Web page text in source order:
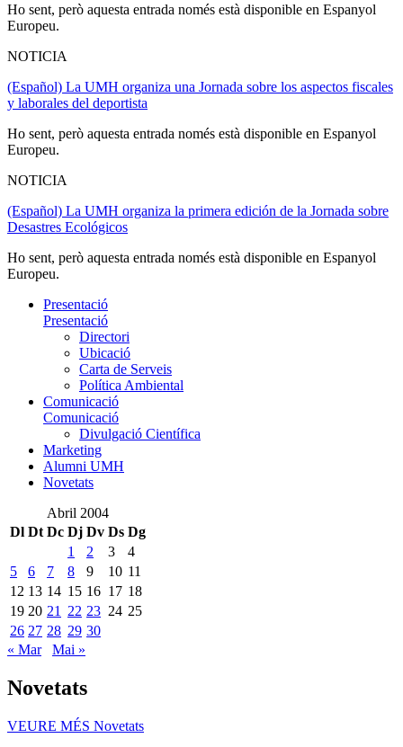
Ho sent, però aquesta entrada només està disponible en Espanyol
Europeu.
NOTICIA
(Español) La UMH organiza una Jornada sobre los aspectos fiscales
y laborales del deportista
Ho sent, però aquesta entrada només està disponible en Espanyol
Europeu.
NOTICIA
(Español) La UMH organiza la primera edición de la Jornada sobre
Desastres Ecológicos
Ho sent, però aquesta entrada només està disponible en Espanyol
Europeu.
Presentació
Presentació
Directori
Ubicació
Carta de Serveis
Política Ambiental
Comunicació
Comunicació
Divulgació Científica
Marketing
Alumni UMH
Novetats
Abril 2004
Dl Dt Dc Dj Dv Ds Dg
1
2 3
4
5
6 7 8 9 10 11
12 13 14 15 16 17 18
19 20 21 22 23 24 25
26 27 28 29 30
« Mar
Mai »
Novetats
VEURE MÉS Novetats